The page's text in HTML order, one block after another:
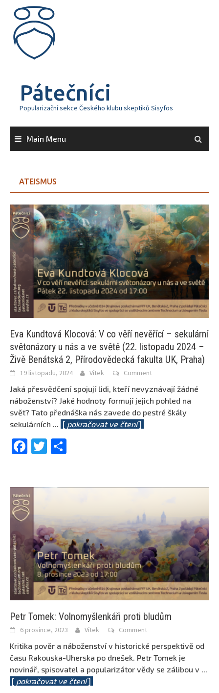
content
Pátečníci
Popularizační sekce Českého klubu skeptiků Sisyfos
Main Menu
ATEISMUS
Eva Kundtová Klocová: V co věří nevěřící – sekulární
světonázory u nás a ve světě (22. listopadu 2024 –
Živě Benátská 2, Přírodovědecká fakulta UK, Praha)
19 listopadu, 2024 Vítek Comment
Jaká přesvědčení spojují lidi, kteří nevyznávají žádné
náboženství? Jaké hodnoty formují jejich pohled na
svět? Tato přednáška nás zavede do pestré škály
sekulárních ... [ pokračovat ve čtení]
Facebook
Twitter
Petr Tomek: Volnomyšlenkáři proti bludům
6 prosince, 2023 Vítek Comment
Kritika pověr a náboženství v historické perspektivě od
času Rakouska-Uherska po dnešek. Petr Tomek je
novinář, spisovatel a popularizátor vědy se zálibou v ...
[ pokračovat ve čtení]